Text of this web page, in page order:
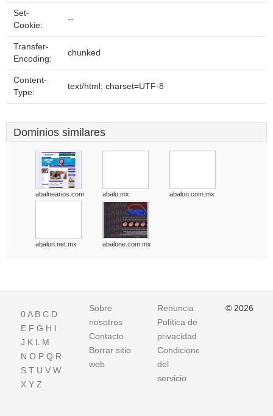
Set-
Cookie:
--
Transfer-
Encoding:
chunked
Content-
Type:
text/html; charset=UTF-8
Dominios similares
abalnearios.com abalo.mx abalon.com.mx
abalon.net.mx abalone.com.mx
0A B C D
E F G H I
J K L M
N O P Q R
S T U V W
X Y Z
Sobre
nosotros
Contacto
Borrar sitio
web
Renuncia
Política de
privacidad
Condiciones
del
servicio
© 2026